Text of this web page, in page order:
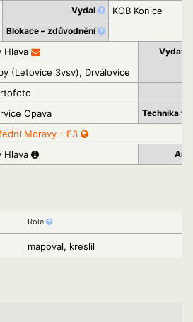
Vydal KOB Konice
Blokace – zdůvodnění
Hlava
(Letovice 3vsv), Drválovice
Opava
Technika
Moravy - E3
Hlava
Role
mapoval, kreslil